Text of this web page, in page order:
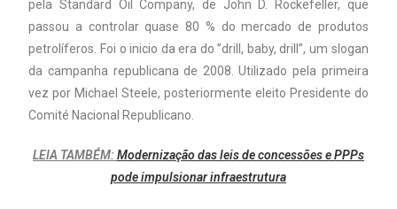
pela Standard Oil Company, de John D. Rockefeller, que
passou a controlar quase 80 % do mercado de produtos
petrolíferos. Foi o inicio da era do ”drill, baby, drill”, um slogan
da campanha republicana de 2008. Utilizado pela primeira
vez por Michael Steele, posteriormente eleito Presidente do
Comité Nacional Republicano.
LEIA TAMBÉM: Modernização das leis de concessões e PPPs
pode impulsionar infraestrutura